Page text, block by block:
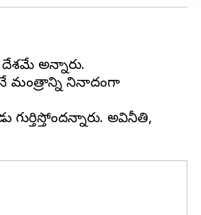
దేశమే అన్నారు.
మంత్రాన్ని నినాదంగా
అవినీతి,